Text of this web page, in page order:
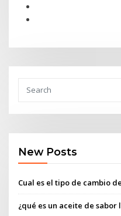
New Posts
Cual es el tipo de cambio
¿qué es un aceite de sabor